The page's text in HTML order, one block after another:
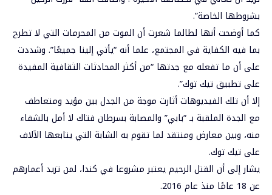
بشروطها الخاصة”.
كما أوضحت أنها لطالما شعرت أن الموت من المحرمات التي لا تطرح
بما فيه الكفاية في المجتمع، علما أنه “يأتي إلينا جميعًا”. وشددت
على أن ما تفعله مع جدتها “من أكثر المحادثات الثقافية المفيدة
على تطبيق تيك توك”.
إلا أن تلك الفيديوهات أثارت موجة من الجدل بين مؤيد ومتعاطف
مع الجدة الملقبة بـ “بابي” والمصابة بسرطان فتاك لا أمل بالشفاء
منه، وبين معارض ومنتقد لما تقوم به الشابة التي يتابعها الآلاف
على تيك توك.
يشار إلى أن القتل الرحيم يعتبر مشروعا في كندا، لمن تزيد أعمارهم
عن 18 عامًا منذ عام 2016.